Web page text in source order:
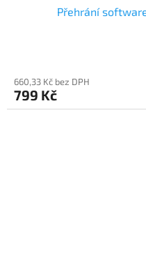
Přehrání
660,33 Kč bez DPH
799 Kč